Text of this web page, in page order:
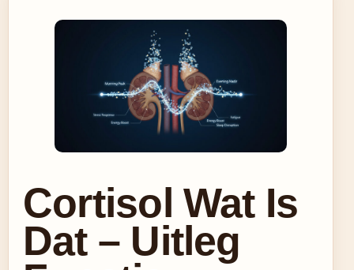
Cortisol Wat Is
Dat – Uitleg